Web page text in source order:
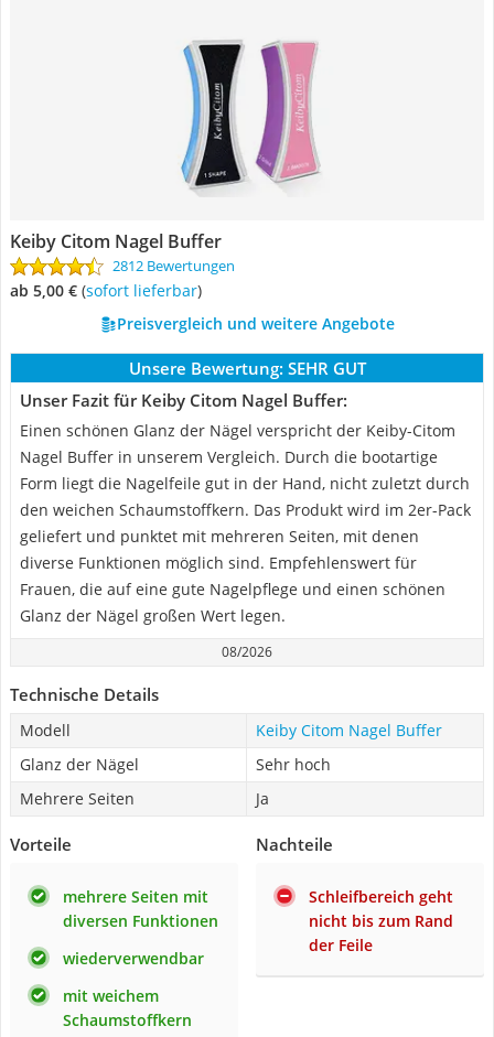
Keiby Citom Nagel Buffer
2812 Bewertungen
ab 5,00 € ( Sofort lieferbar)
Preisvergleich und weitere Angebote
Unsere Bewertung: SEHR GUT
Unser Fazit für Keiby Citom Nagel Buffer:
Einen schönen Glanz der Nägel verspricht der Keiby-Citom
Nagel Buffer in unserem Vergleich. Durch die bootartige
Form liegt die Nagelfeile gut in der Hand, nicht zuletzt durch
den weichen Schaumstoffkern. Das Produkt wird im 2er-Pack
geliefert und punktet mit mehreren Seiten, mit denen
diverse Funktionen möglich sind. Empfehlenswert für
Frauen, die auf eine gute Nagelpflege und einen schönen
Glanz der Nägel großen Wert legen.
08/2026
Technische Details
Modell
Keiby Citom Nagel Buffer
Glanz der Nägel
Sehr hoch
Mehrere Seiten
Ja
Vorteile
mehrere Seiten mit
diversen Funktionen
wiederverwendbar
mit weichem
Schaumstoffkern
Nachteile
Schleifbereich geht
nicht bis zum Rand
der Feile